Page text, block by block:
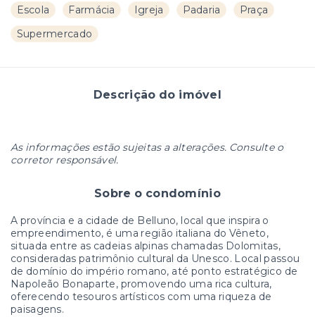
Escola Farmácia Igreja Padaria
Praça
Supermercado
Descrição do imóvel
As informações estão sujeitas a alterações. Consulte o
corretor responsável.
Sobre o condomínio
A província e a cidade de Belluno, local que inspira o
empreendimento, é uma região italiana do Vêneto,
situada entre as cadeias alpinas chamadas Dolomitas,
consideradas patrimônio cultural da Unesco. Local passou
de domínio do império romano, até ponto estratégico de
Napoleão Bonaparte, promovendo uma rica cultura,
oferecendo tesouros artísticos com uma riqueza de
paisagens.